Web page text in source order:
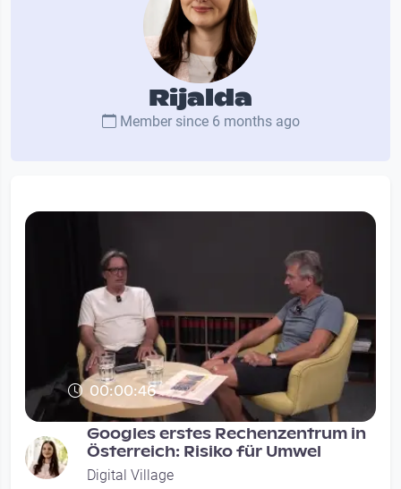
Rijalda
Member since 6 months ago
00:00:46
Googles erstes Rechenzentrum in
Österreich: Risiko für Umwel
Digital Village